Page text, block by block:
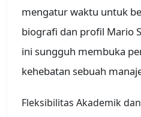
mengatur waktu untuk
biografi dan profil Mario
ini sungguh membuka
kehebatan sebuah
Fleksibilitas Akademik